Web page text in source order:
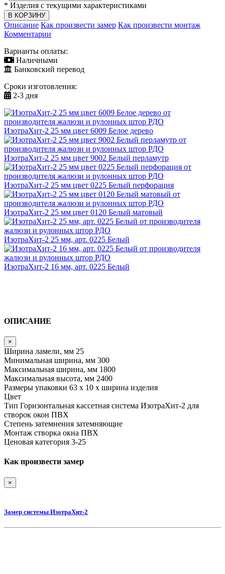
* Изделия с текущими характеристиками
Описание Как произвести замер Как произвести монтаж
Комментарии
Варианты оплаты:
Наличными
Банковский перевод
Сроки изготовления:
2-3 дня
ИзотраХит-2 25 мм цвет 6009 Белое дерево
ИзотраХит-2 25 мм цвет 9002 Белый перламутр
ИзотраХит-2 25 мм цвет 0225 Белый перфорация
ИзотраХит-2 25 мм цвет 0120 Белый матовый
ИзотраХит-2 25 мм, арт. 0225 Белый
ИзотраХит-2 16 мм, арт. 0225 Белый
ОПИСАНИЕ
×
Ширина ламели, мм 25
Минимальная ширина, мм 300
Максимальная ширина, мм 1800
Максимальная высота, мм 2400
Размеры упаковки 63 х 10 х ширина изделия
Цвет
Тип Горизонтальная кассетная система ИзотраХит-2 для
створок окон ПВХ
Степень затемнения затемняющие
Монтаж створка окна ПВХ
Ценовая категория 3-25
Как произвести замер
×
Замер системы ИзотраХит-2